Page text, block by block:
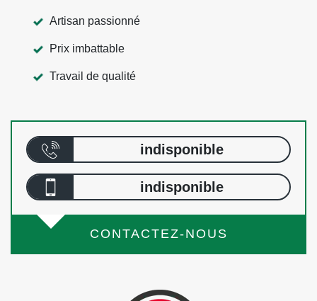
Artisan passionné
Prix imbattable
Travail de qualité
indisponible
indisponible
CONTACTEZ-NOUS